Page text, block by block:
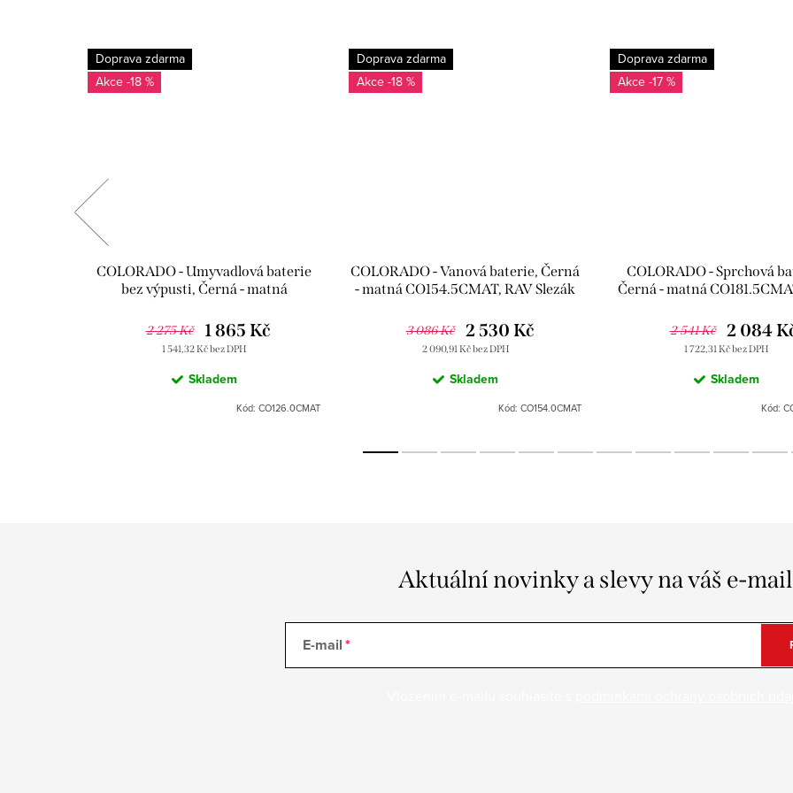
Doprava zdarma
-18 %
COLORADO - Umyvadlová baterie
bez výpusti, Černá - matná
2 275 Kč
1 541,32 Kč bez DPH
1 865 Kč
Skladem
Kód: CO126.0CMAT
Doprava zdarma
-18 %
COLORADO - Vanová baterie, Černá
- matná CO154.5CMAT, RAV Slezák
3 086 Kč
2 090,91 Kč bez DPH
2 530 Kč
Skladem
Kód: CO154.0CMAT
Doprava zdarma
-17 %
COLORADO - Sprchová
Černá - matná
2 541 Kč
1 722,31 Kč bez DPH
2 084
Skladem
Kód:
Aktuální novinky a slevy na váš e-mail
E-mail